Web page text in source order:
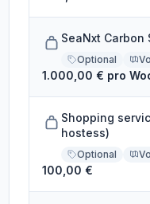
SeaNxt
Optional
1.000,00 € pro
Shopping
hostess)
Optional
100,00 €